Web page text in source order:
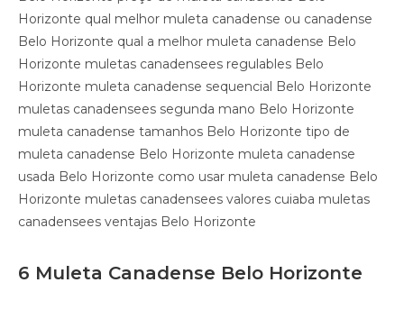
Horizonte qual melhor muleta canadense ou canadense
Belo Horizonte qual a melhor muleta canadense Belo
Horizonte muletas canadensees regulables Belo
Horizonte muleta canadense sequencial Belo Horizonte
muletas canadensees segunda mano Belo Horizonte
muleta canadense tamanhos Belo Horizonte tipo de
muleta canadense Belo Horizonte muleta canadense
usada Belo Horizonte como usar muleta canadense Belo
Horizonte muletas canadensees valores cuiaba muletas
canadensees ventajas Belo Horizonte
6 Muleta Canadense Belo Horizonte